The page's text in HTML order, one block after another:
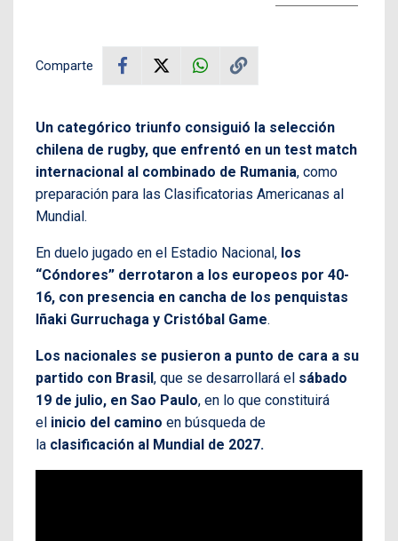
Comparte
Un categórico triunfo consiguió la selección
chilena de rugby, que enfrentó en un test match
internacional al combinado de Rumania, como
preparación para las Clasificatorias Americanas al
Mundial.
En duelo jugado en el Estadio Nacional, los
“Cóndores” derrotaron a los europeos por 40-
16, con presencia en cancha de los penquistas
Iñaki Gurruchaga y Cristóbal Game.
Los nacionales se pusieron a punto de cara a su
partido con Brasil, que se desarrollará el sábado
19 de julio, en Sao Paulo, en lo que constituirá
el inicio del camino en búsqueda de
la clasificación al Mundial de 2027.